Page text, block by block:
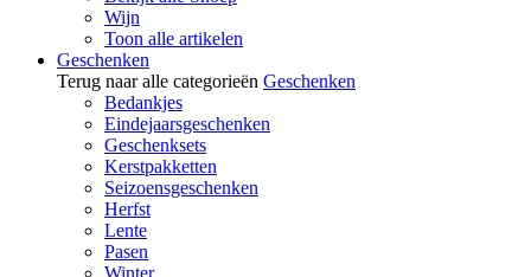
Wijn
Toon alle artikelen
Geschenken
Terug naar alle categorieën Geschenken
Bedankjes
Eindejaarsgeschenken
Geschenksets
Kerstpakketten
Seizoensgeschenken
Herfst
Lente
Pasen
Winter